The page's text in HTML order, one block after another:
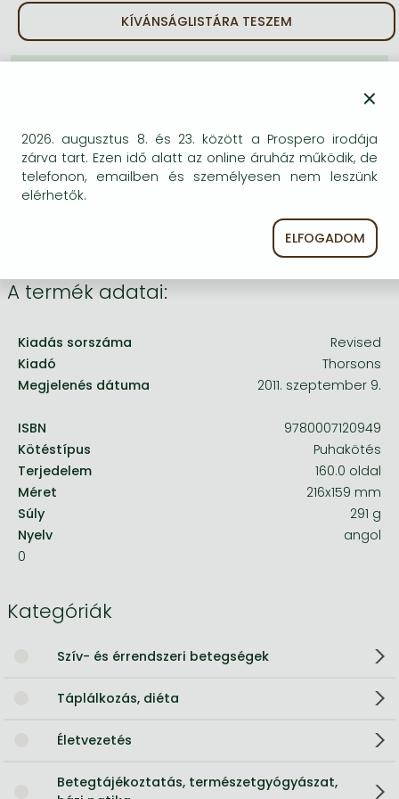
Frieren manga
Bleach manga
KÍVÁNSÁGLISTÁRA TESZEM
egyszer keresni szerzővel és címmel. Ha nem talál
másik, kapható kiadást, forduljon
ügyfélszolgálatunkhoz!
A termék adatai:
Kiadás sorszáma
Revised
Kiadó
Thorsons
Megjelenés dátuma
2011. szeptember 9.
ISBN
9780007120949
Kötéstípus
Puhakötés
Terjedelem
160.0 oldal
Méret
216x159 mm
Súly
291 g
Nyelv
angol
0
Kategóriák
Szív- és érrendszeri betegségek
Táplálkozás, diéta
Életvezetés
Betegtájékoztatás, természetgyógyászat,
×
2026. augusztus 8. és 23. között a Prospero irodája
zárva tart. Ezen idő alatt az online áruház működik, de
telefonon, emailben és személyesen nem leszünk
elérhetők.
ELFOGADOM